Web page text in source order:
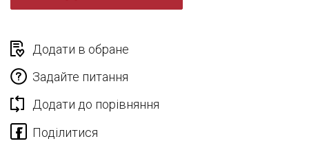
Додати в обране
Задайте питання
Додати до порівняння